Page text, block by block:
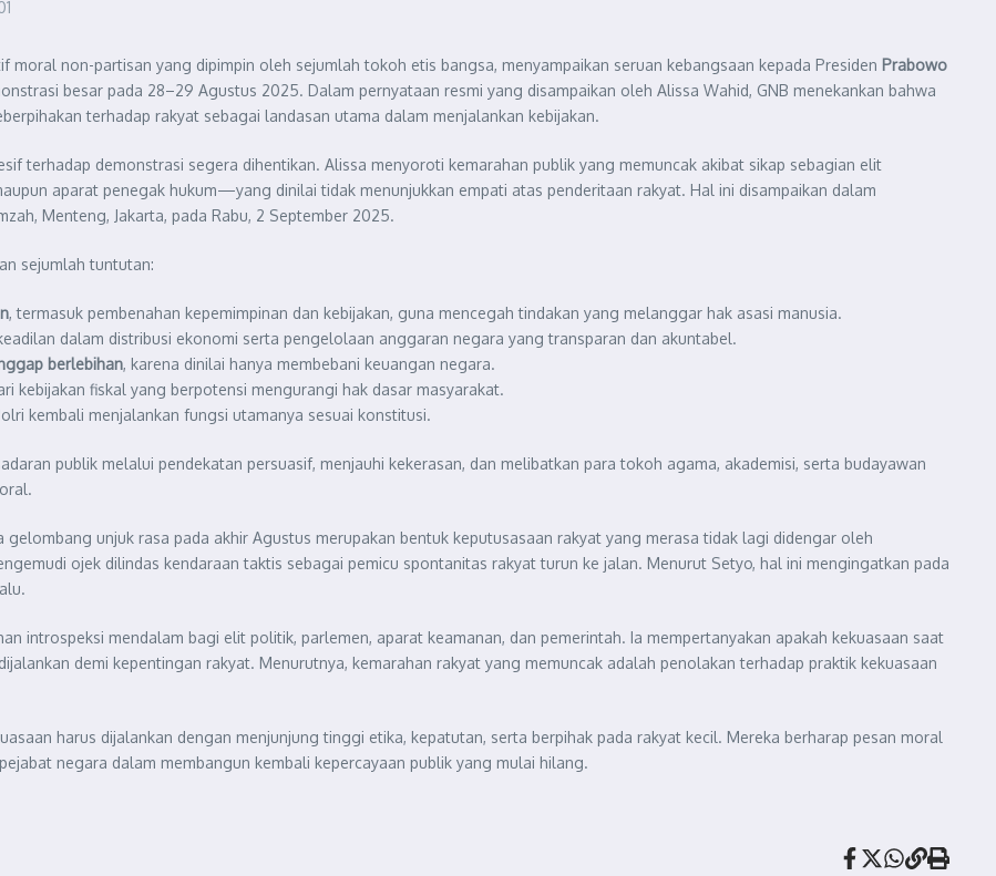
moral non-partisan yang dipimpin oleh sejumlah tokoh etis bangsa, menyampaikan seruan kebangsaan kepada Presiden Prabowo
besar pada 28–29 Agustus 2025. Dalam pernyataan resmi yang disampaikan oleh Alissa Wahid, GNB menekankan bahwa
terhadap rakyat sebagai landasan utama dalam menjalankan kebijakan.
terhadap demonstrasi segera dihentikan. Alissa menyoroti kemarahan publik yang memuncak akibat sikap sebagian elit
aparat penegak hukum—yang dinilai tidak menunjukkan empati atas penderitaan rakyat. Hal ini disampaikan dalam
Menteng, Jakarta, pada Rabu, 2 September 2025.
sejumlah tuntutan:
, termasuk pembenahan kepemimpinan dan kebijakan, guna mencegah tindakan yang melanggar hak asasi manusia.
dalam distribusi ekonomi serta pengelolaan anggaran negara yang transparan dan akuntabel.
berlebihan, karena dinilai hanya membebani keuangan negara.
kebijakan fiskal yang berpotensi mengurangi hak dasar masyarakat.
kembali menjalankan fungsi utamanya sesuai konstitusi.
publik melalui pendekatan persuasif, menjauhi kekerasan, dan melibatkan para tokoh agama, akademisi, serta budayawan
gelombang unjuk rasa pada akhir Agustus merupakan bentuk keputusasaan rakyat yang merasa tidak lagi didengar oleh
ojek dilindas kendaraan taktis sebagai pemicu spontanitas rakyat turun ke jalan. Menurut Setyo, hal ini mengingatkan pada
introspeksi mendalam bagi elit politik, parlemen, aparat keamanan, dan pemerintah. Ia mempertanyakan apakah kekuasaan saat
demi kepentingan rakyat. Menurutnya, kemarahan rakyat yang memuncak adalah penolakan terhadap praktik kekuasaan
harus dijalankan dengan menjunjung tinggi etika, kepatutan, serta berpihak pada rakyat kecil. Mereka berharap pesan moral
negara dalam membangun kembali kepercayaan publik yang mulai hilang.